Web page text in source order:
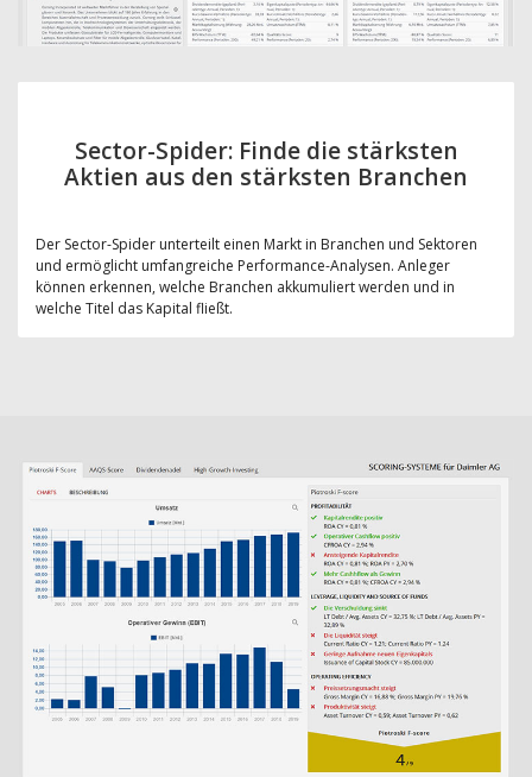
Sector-Spider: Finde die stärksten
Aktien aus den stärksten Branchen
Der Sector-Spider unterteilt einen Markt in Branchen und Sektoren
und ermöglicht umfangreiche Performance-Analysen. Anleger
können erkennen, welche Branchen akkumuliert werden und in
welche Titel das Kapital fließt.